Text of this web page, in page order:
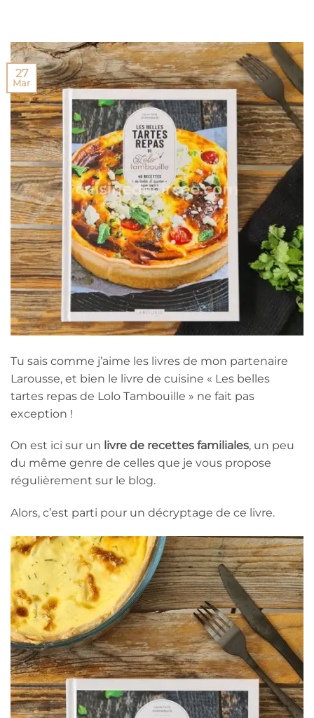
27
Mar
Tu sais comme j’aime les livres de mon partenaire
Larousse, et bien le livre de cuisine « Les belles
tartes repas de Lolo Tambouille » ne fait pas
exception !
On est ici sur un livre de recettes familiales, un peu
du même genre de celles que je vous propose
régulièrement sur le blog.
Alors, c’est parti pour un décryptage de ce livre.